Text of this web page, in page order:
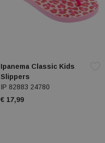
Ipanema Classic Kids
Slippers
IP 82883 24780
€ 17,99